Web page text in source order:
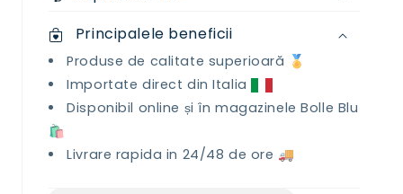
Principalele beneficii
Produse de calitate superioară 🏅
Importate direct din Italia
Disponibil online și în magazinele Bolle Blu
🛍️
Livrare rapida in 24/48 de ore 🚚